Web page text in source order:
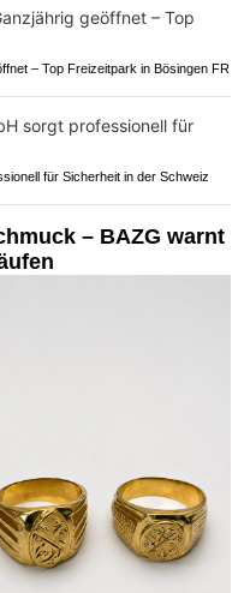
– Top Freizeitpark in Bösingen FR
für Sicherheit in der Schweiz
– BAZG warnt